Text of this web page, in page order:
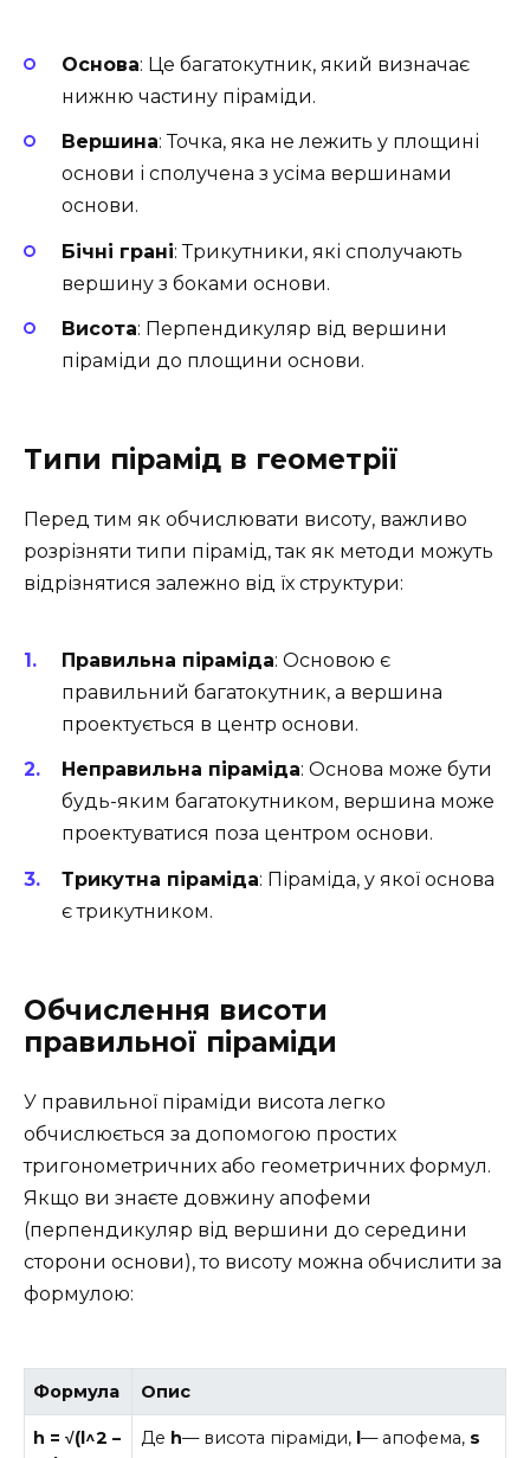
Основа: Це багатокутник, який визначає
нижню частину піраміди.
Вершина: Точка, яка не лежить у площині
основи і сполучена з усіма вершинами
основи.
Бічні грані: Трикутники, які сполучають
вершину з боками основи.
Висота: Перпендикуляр від вершини
піраміди до площини основи.
Типи пірамід в геометрії
Перед тим як обчислювати висоту, важливо
розрізняти типи пірамід, так як методи можуть
відрізнятися залежно від їх структури:
Правильна піраміда: Основою є
правильний багатокутник, а вершина
проектується в центр основи.
Неправильна піраміда: Основа може бути
будь-яким багатокутником, вершина може
проектуватися поза центром основи.
Трикутна піраміда: Піраміда, у якої основа
є трикутником.
Обчислення висоти
правильної піраміди
У правильної піраміди висота легко
обчислюється за допомогою простих
тригонометричних або геометричних формул.
Якщо ви знаєте довжину апофеми
(перпендикуляр від вершини до середини
сторони основи), то висоту можна обчислити за
формулою:
Формула Опис
h = √(l^2 –
Де h— висота піраміди, l— апофема, s